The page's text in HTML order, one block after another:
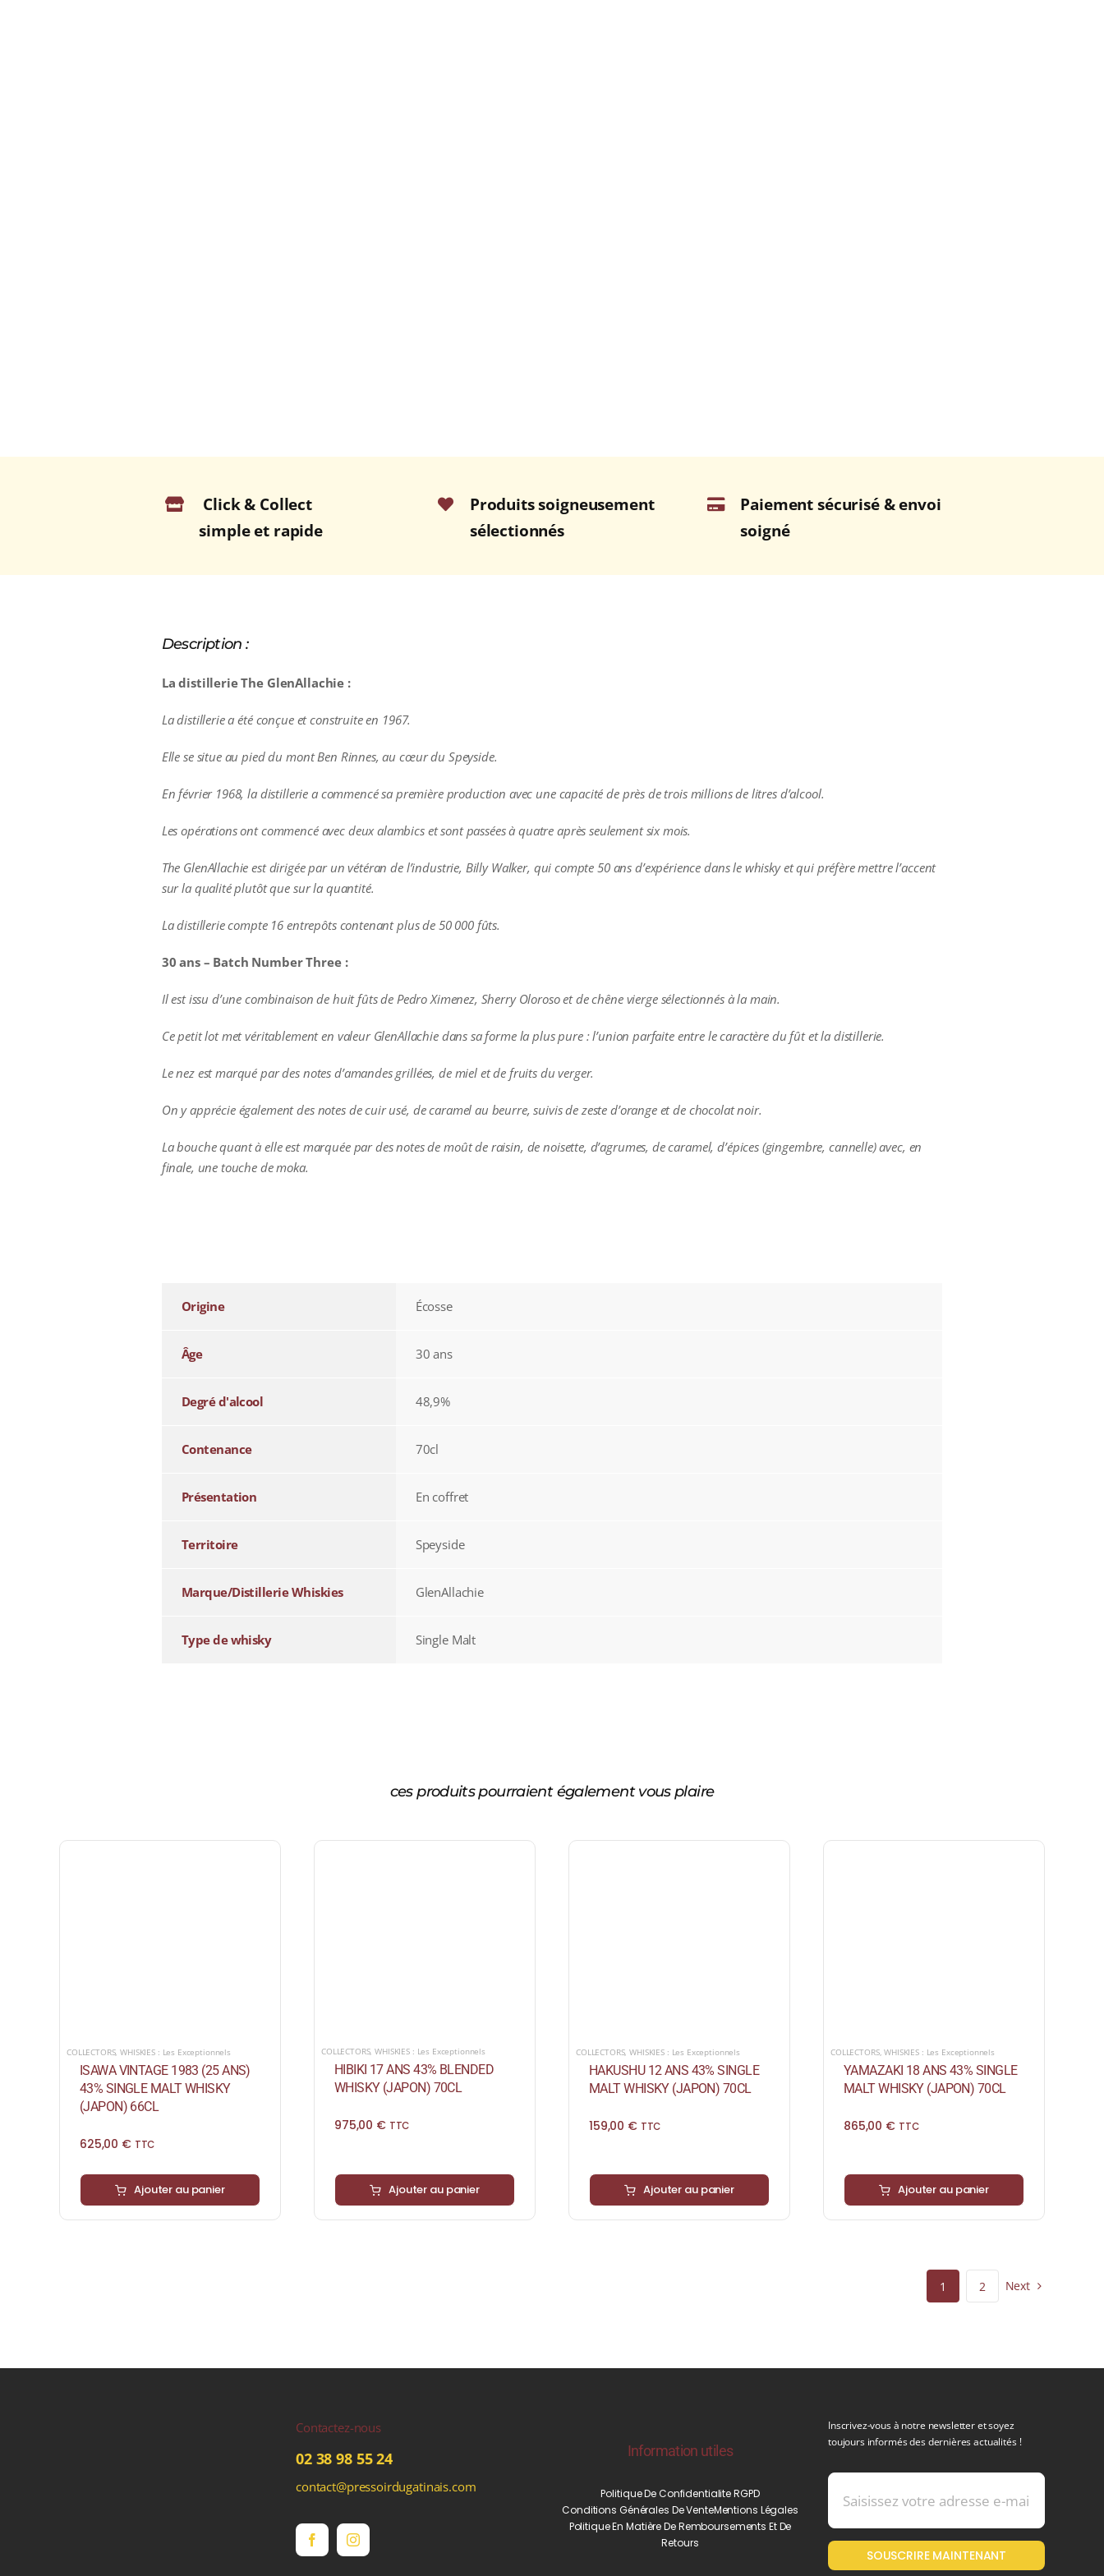
Click & Collect
simple et rapide
Produits soigneusement
sélectionnés
Paiement sécurisé & envoi
soigné
Description :
La distillerie The GlenAllachie :
La distillerie a été conçue et construite en 1967.
Elle se situe au pied du mont Ben Rinnes, au cœur du Speyside.
En février 1968, la distillerie a commencé sa première production avec une capacité de près de trois millions de litres d’alcool.
Les opérations ont commencé avec deux alambics et sont passées à quatre après seulement six mois.
The GlenAllachie est dirigée par un vétéran de l’industrie, Billy Walker, qui compte 50 ans d’expérience dans le whisky et qui préfère mettre l’accent
sur la qualité plutôt que sur la quantité.
La distillerie compte 16 entrepôts contenant plus de 50 000 fûts.
30 ans – Batch Number Three :
Il est issu d’une combinaison de huit fûts de Pedro Ximenez, Sherry Oloroso et de chêne vierge sélectionnés à la main.
Ce petit lot met véritablement en valeur GlenAllachie dans sa forme la plus pure : l’union parfaite entre le caractère du fût et la distillerie.
Le nez est marqué par des notes d’amandes grillées, de miel et de fruits du verger.
On y apprécie également des notes de cuir usé, de caramel au beurre, suivis de zeste d’orange et de chocolat noir.
La bouche quant à elle est marquée par des notes de moût de raisin, de noisette, d’agrumes, de caramel, d’épices (gingembre, cannelle) avec, en
finale, une touche de moka.
Origine Écosse
Âge 30 ans
Degré d'alcool 48,9%
Contenance 70cl
Présentation En coffret
Territoire Speyside
Marque/Distillerie Whiskies GlenAllachie
Type de whisky Single Malt
ces produits pourraient également vous plaire
COLLECTORS,WHISKIES : Les Exceptionnels
ISAWA VINTAGE 1983 (25 ANS)
43% SINGLE MALT WHISKY
(JAPON) 66CL
625,00 € TTC
Ajouter au panier
COLLECTORS,WHISKIES : Les Exceptionnels
HIBIKI 17 ANS 43% BLENDED
WHISKY (JAPON) 70CL
975,00 € TTC
Ajouter au panier
COLLECTORS,WHISKIES : Les Exceptionnels
HAKUSHU 12 ANS 43% SINGLE
MALT WHISKY (JAPON) 70CL
159,00 € TTC
Ajouter au panier
COLLECTORS,WHISKIES : Les Exceptionnels
YAMAZAKI 18 ANS 43% SINGLE
MALT WHISKY (JAPON) 70CL
865,00 € TTC
Ajouter au panier
1 2 Next
Contactez-nous
02 38 98 55 24
contact@pressoirdugatinais.com
Information utiles
Politique De Confidentialite RGPD
Conditions Générales De VenteMentions Légales
Politique En Matière De Remboursements Et De
Retours
Inscrivez-vous à notre newsletter et soyez
toujours informés des dernières actualités !
SOUSCRIRE MAINTENANT